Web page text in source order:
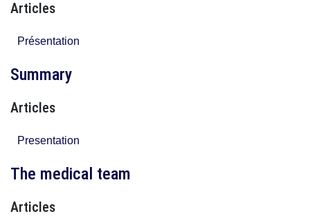
Articles
Présentation
Summary
Articles
Presentation
The medical team
Articles